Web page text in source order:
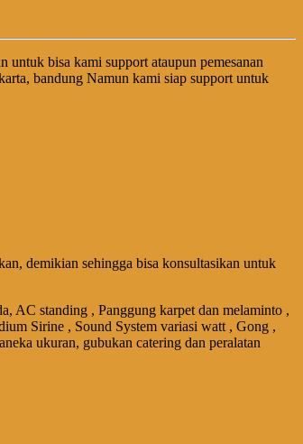
bisa kami support ataupun pemesanan
bandung Namun kami siap support untuk
demikian sehingga bisa konsultasikan untuk
AC standing , Panggung karpet dan melaminto ,
Sirine , Sound System variasi watt , Gong ,
ukuran, gubukan catering dan peralatan